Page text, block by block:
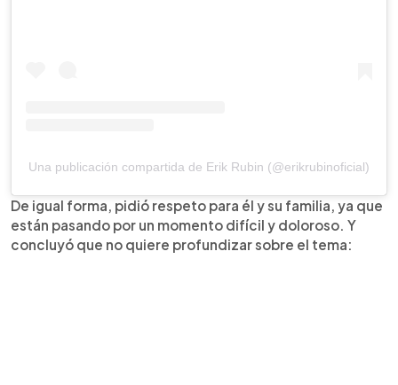
Una publicación compartida de Erik Rubin (@erikrubinoficial)
De igual forma, pidió respeto para él y su familia, ya que
están pasando por un momento difícil y doloroso. Y
concluyó que no quiere profundizar sobre el tema: